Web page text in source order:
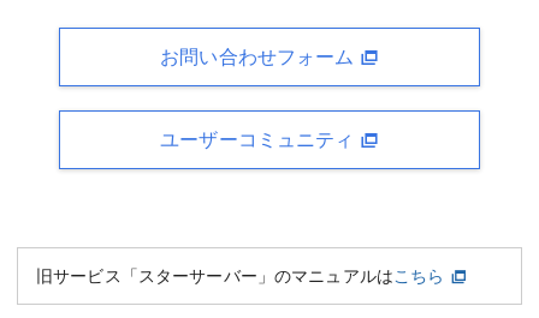
お問い合わせフォーム
ユーザーコミュニティ
旧サービス「スターサーバー」のマニュアルはこちら